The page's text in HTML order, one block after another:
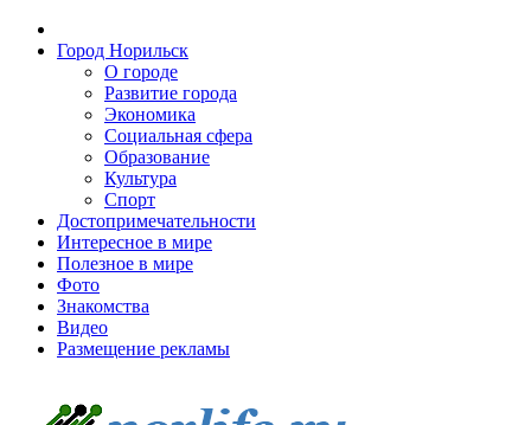
Город Норильск
О городе
Развитие города
Экономика
Социальная сфера
Образование
Культура
Спорт
Достопримечательности
Интересное в мире
Полезное в мире
Фото
Знакомства
Видео
Размещение рекламы